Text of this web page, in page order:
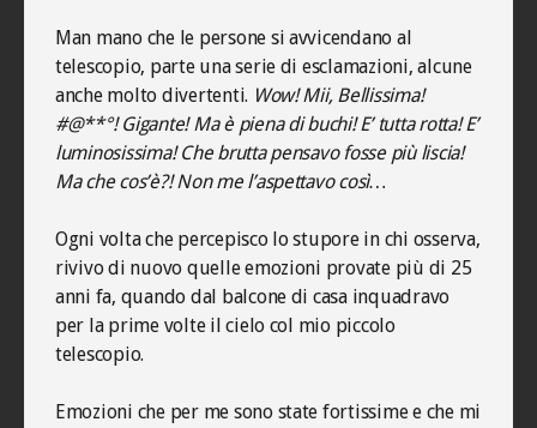
Man mano che le persone si avvicendano al
telescopio, parte una serie di esclamazioni, alcune
anche molto divertenti. Wow! Mii, Bellissima!
#@**°! Gigante! Ma è piena di buchi! E’ tutta rotta! E’
luminosissima! Che brutta pensavo fosse più liscia!
Ma che cos’è?! Non me l’aspettavo così…
Ogni volta che percepisco lo stupore in chi osserva,
rivivo di nuovo quelle emozioni provate più di 25
anni fa, quando dal balcone di casa inquadravo
per la prime volte il cielo col mio piccolo
telescopio.
Emozioni che per me sono state fortissime e che mi